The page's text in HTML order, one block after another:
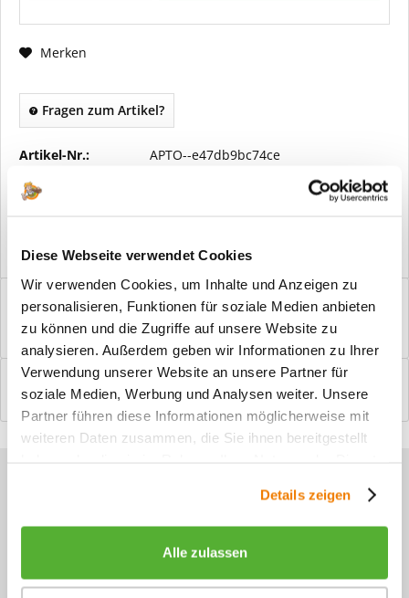
Diese Webseite verwendet Cookies
Wir verwenden Cookies, um Inhalte und Anzeigen zu
personalisieren, Funktionen für soziale Medien anbieten
zu können und die Zugriffe auf unsere Website zu
analysieren. Außerdem geben wir Informationen zu Ihrer
Verwendung unserer Website an unsere Partner für
soziale Medien, Werbung und Analysen weiter. Unsere
Partner führen diese Informationen möglicherweise mit
weiteren Daten zusammen, die Sie ihnen bereitgestellt
Details zeigen
Alle zulassen
Merken
Fragen zum Artikel?
Artikel-Nr.: APTO--e47db9bc74ce
Vorteile
Windfangelemente online am Bildschirm konfigurieren und
einbaufertig bestellen. In wenigen...
Bewertungen
0
Bewertungen lesen, schreiben und diskutieren...mehr
Sie haben Fragen zu unseren
+49 (0)4244 965 34 04
Mo - Do, 09:00 - 16:00 Uhr
und Fr, 09:00 - 13:00 Uhr